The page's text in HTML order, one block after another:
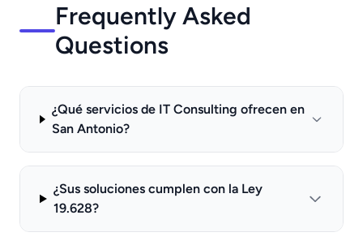
Frequently Asked
Questions
¿Qué servicios de IT Consulting ofrecen en
San Antonio?
¿Sus soluciones cumplen con la Ley
19.628?